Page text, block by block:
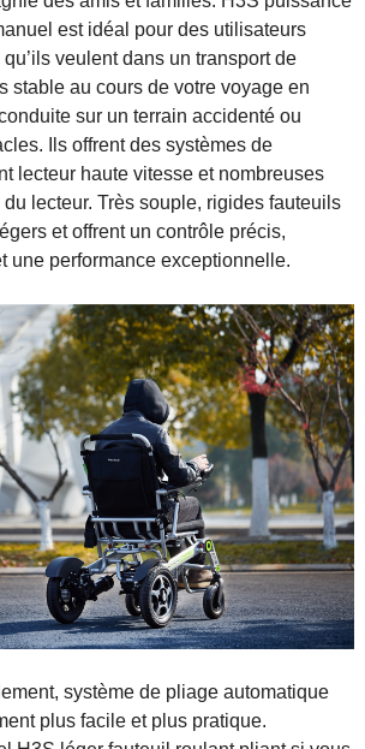
est idéal pour des utilisateurs
veulent dans un transport de
stable au cours de votre voyage en
sur un terrain accidenté ou
Ils offrent des systèmes de
lecteur haute vitesse et nombreuses
lecteur. Très souple, rigides fauteuils
et offrent un contrôle précis,
une performance exceptionnelle.
système de pliage automatique
plus facile et plus pratique.